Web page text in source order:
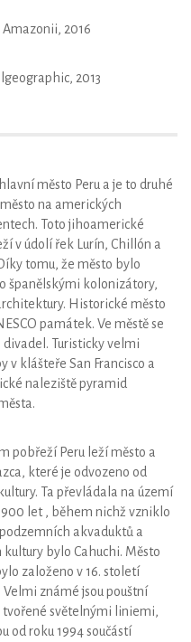
2016
2013
město Peru a je to druhé
na amerických
Toto jihoamerické
v údolí řek Lurín, Chillón a
tomu, že město bylo
španělskými kolonizátory,
Historické město
památek. Ve městě se
Turisticky velmi
klášteře San Francisco a
naleziště pyramid
pobřeží Peru leží město a
které je odvozeno od
Ta převládala na území
900 let , během nichž vzniklo
akvaduktů a
kultury bylo Cahuchi. Město
založeno v 16. století
Velmi známé jsou pouštní
tvořené světelnými liniemi,
od roku 1994 součástí